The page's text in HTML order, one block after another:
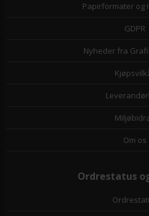
Papirformater og
GDPR
Nyheder fra
Om os
Ordrestatus